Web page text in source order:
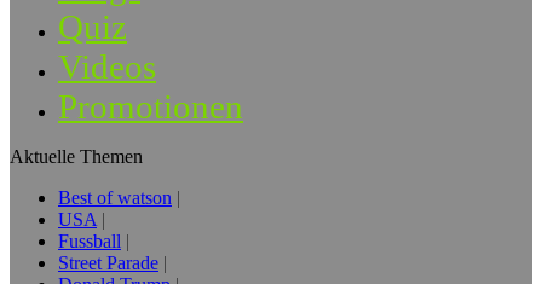
Quiz
Videos
Promotionen
Aktuelle Themen
Best of watson
USA
Fussball
Street Parade